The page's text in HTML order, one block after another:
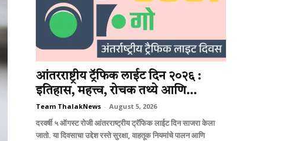
आंतरराष्ट्रीय ट्रॅफिक लाईट दिन २०२६ :
इतिहास, महत्त्व, रोचक तथ्ये आणि...
Team ThalakNews - August 5, 2026
दरवर्षी ५ ऑगस्ट रोजी आंतरराष्ट्रीय ट्रॅफिक लाईट दिन साजरा केला
जातो. या दिवसाचा उद्देश रस्ते सुरक्षा, वाहतूक नियमांचे पालन आणि